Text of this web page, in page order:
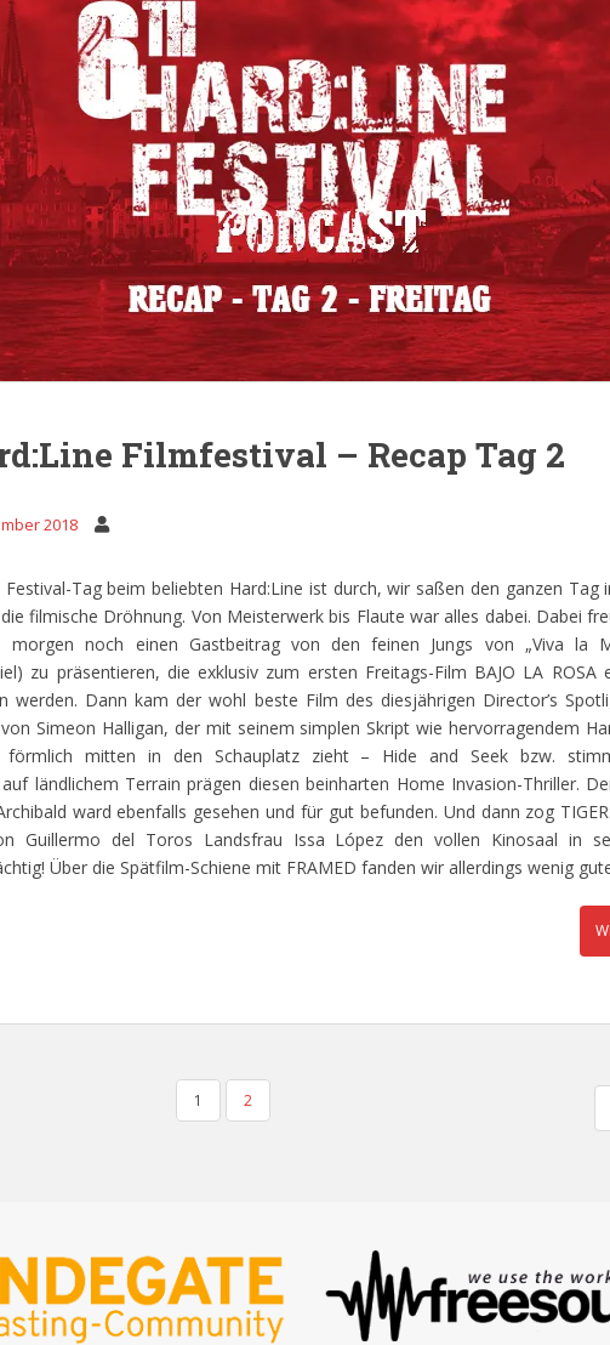
Filmfestival – Recap Tag 2
2018
Tag beim beliebten Hard:Line ist durch, wir saßen den ganzen Tag
filmische Dröhnung. Von Meisterwerk bis Flaute war alles dabei. Dabei
morgen noch einen Gastbeitrag von den feinen Jungs von „Viva la
zu präsentieren, die exklusiv zum ersten Freitags-Film BAJO LA ROSA
werden. Dann kam der wohl beste Film des diesjährigen Director’s
von Simeon Halligan, der mit seinem simplen Skript wie hervorragendem
förmlich mitten in den Schauplatz zieht – Hide and Seek bzw.
auf ländlichem Terrain prägen diesen beinharten Home Invasion-Thriller.
ward ebenfalls gesehen und für gut befunden. Und dann zog
Guillermo del Toros Landsfrau Issa López den vollen Kinosaal in
Über die Spätfilm-Schiene mit FRAMED fanden wir allerdings wenig
1 2